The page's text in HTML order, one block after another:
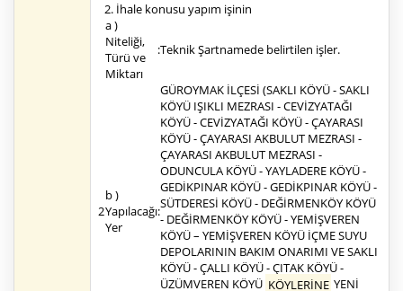
2. İhale konusu yapım işinin
a )
Niteliği,
Türü ve
Miktarı
:Teknik Şartnamede belirtilen işler.
2
b )
Yapılacağı
Yer
:
GÜROYMAK İLÇESİ (SAKLI KÖYÜ - SAKLI
KÖYÜ IŞIKLI MEZRASI - CEVİZYATAĞI
KÖYÜ - CEVİZYATAĞI KÖYÜ - ÇAYARASI
KÖYÜ - ÇAYARASI AKBULUT MEZRASI -
ÇAYARASI AKBULUT MEZRASI -
ODUNCULA KÖYÜ - YAYLADERE KÖYÜ -
GEDİKPINAR KÖYÜ - GEDİKPINAR KÖYÜ -
SÜTDERESİ KÖYÜ - DEĞİRMENKÖY KÖYÜ
- DEĞİRMENKÖY KÖYÜ - YEMİŞVEREN
KÖYÜ – YEMİŞVEREN KÖYÜ İÇME SUYU
DEPOLARININ BAKIM ONARIMI VE SAKLI
KÖYÜ - ÇALLI KÖYÜ - ÇITAK KÖYÜ -
ÜZÜMVEREN KÖYÜ KÖYLERİNE YENİ